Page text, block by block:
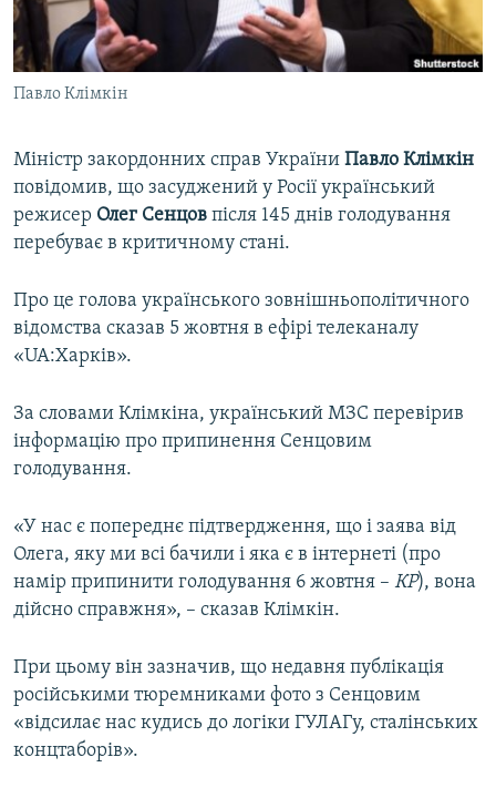
ВІДЕОУРОКИ «ELIFBE»
СВІДЧЕННЯ ОКУПАЦІЇ
УКРАЇНСЬКА ПРОБЛЕМА КРИМУ
Русский
Qırımtatar
Усі сайти RFE/RL
Павло Клімкін
Міністр закордонних справ України Павло Клімкін
повідомив, що засуджений у Росії український
режисер Олег Сенцов після 145 днів голодування
перебуває в критичному стані.
Про це голова українського зовнішньополітичного
відомства сказав 5 жовтня в ефірі телеканалу
«UA:Харків».
За словами Клімкіна, український МЗС перевірив
інформацію про припинення Сенцовим
голодування.
«У нас є попереднє підтвердження, що і заява від
Олега, яку ми всі бачили і яка є в інтернеті (про
намір припинити голодування 6 жовтня – КР), вона
дійсно справжня», – сказав Клімкін.
При цьому він зазначив, що недавня публікація
російськими тюремниками фото з Сенцовим
«відсилає нас кудись до логіки ГУЛАГу, сталінських
концтаборів».